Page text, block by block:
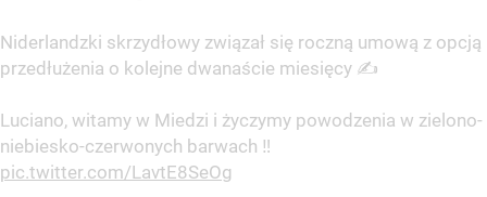
Niderlandzki skrzydłowy związał się roczną umową z opcją
przedłużenia o kolejne dwanaście miesięcy ✍️
Luciano, witamy w Miedzi i życzymy powodzenia w zielono-
niebiesko-czerwonych barwach ‼️
pic.twitter.com/LavtE8SeOg